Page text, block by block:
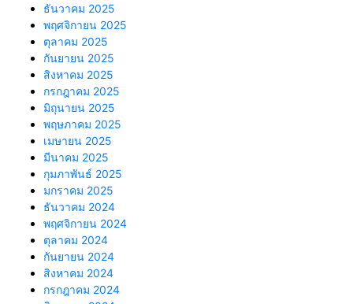
ธันวาคม 2025
พฤศจิกายน 2025
ตุลาคม 2025
กันยายน 2025
สิงหาคม 2025
กรกฎาคม 2025
มิถุนายน 2025
พฤษภาคม 2025
เมษายน 2025
มีนาคม 2025
กุมภาพันธ์ 2025
มกราคม 2025
ธันวาคม 2024
พฤศจิกายน 2024
ตุลาคม 2024
กันยายน 2024
สิงหาคม 2024
กรกฎาคม 2024